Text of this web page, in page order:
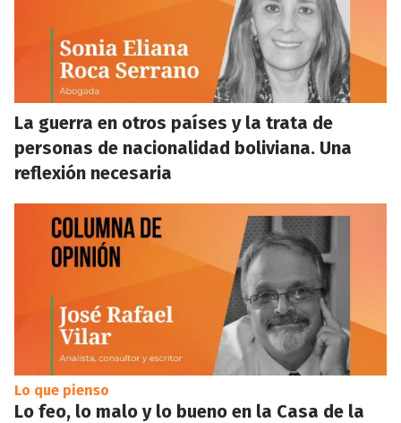
La guerra en otros países y la trata de
personas de nacionalidad boliviana. Una
reflexión necesaria
Lo que pienso
Lo feo, lo malo y lo bueno en la Casa de la